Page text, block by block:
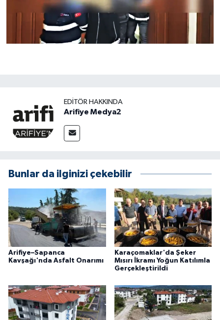
EDITÖR HAKKINDA
Arifiye Medya2
Bunlar da ilginizi çekebilir
Arifiye–Sapanca
Kavşağı'nda Asfalt Onarımı
Karaçomaklar'da Şeker
Mısırı İkramı Yoğun Katılımla
Gerçekleştirildi